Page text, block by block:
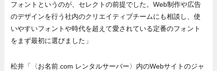
フォントというのが、セレクトの前提でした。Web制作や広告
のデザインを行う社内のクリエイティブチームにも相談し、使
いやすいフォントや時代を超えて愛されている定番のフォント
をまず最初に選びました」
松井「〈お名前.com レンタルサーバー〉内のWebサイトのジャ